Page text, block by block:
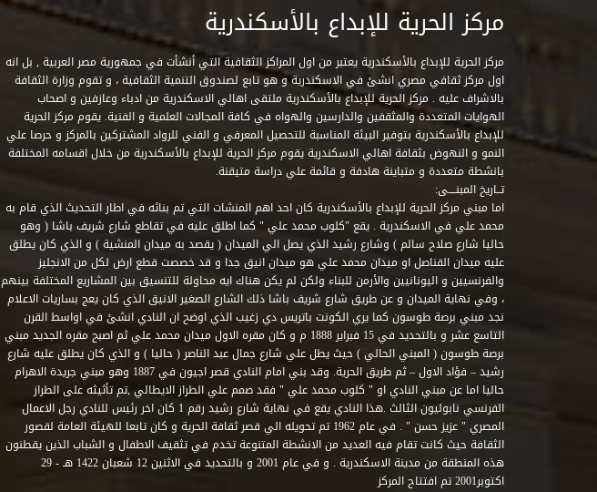
مركز الحرية للإبداع بالأسكندرية
مركز الحرية للإبداع بالأسكندرية يعتبر من اول المراكز الثقافية التي أنشأت في جمهورية مصر العربية , بل انه
اول مركز ثقافي مصري انشئ في الاسكندرية و هو تابع لصندوق التنمية الثقافية ، و تقوم وزارة الثقافة
بالاشراف عليه . مركز الحرية للإبداع بالأسكندرية ملتقى اهالي الاسكندرية من ادباء وعازفين و اصحاب
الهوايات المتعددة والمثقفين والدارسين والهواه في كافة المجالات العلمية و الفنية. يقوم مركز الحرية
للإبداع بالأسكندرية بتوفير البيئة المناسبة للتحصيل المعرفي و الفني للرواد المشتركين بالمركز و حرصا علي
النمو و النهوض بثقافة اهالي الاسكندرية يقوم مركز الحرية للإبداع بالأسكندرية من خلال اقسامه المختلفة
بانشطة متعددة و متباينة هادفة و قائمة علي دراسة متيقنة.
تــاريخ المبنــــى:
اما مبني مركز الحرية للإبداع بالأسكندرية كان احد اهم المنشات التي تم بنائه في اطار التحديث الذي قام به
محمد علي في الاسكندرية . يقع "كلوب محمد علي " كما اطلق عليه في تقاطع شارع شريف باشا ( وهو
حاليا شارع صلاح سالم ) وشارع رشيد الذي يصل الي الميدان ( يقصد به ميدان المنشية ) و الذي كان يطلق
عليه ميدان القناصل او ميدان محمد علي هو ميدان انيق جدا و قد خصصت قطع ارض لكل من الانجليز
والفرنسيين و اليونانيين والأرمن للبناء ولكن لم يكن هناك ايه محاولة للتنسيق بين المشاريع المختلفة بينهم
، وفي نهاية الميدان و عن طريق شارع شريف باشا ذلك الشارع الصغير الانيق الذي كان يعج بساريات الاعلام
نجد مبني برصة طوسون كما يري الكونت باتريس دي زغيب الذي اوضح ان النادي انشئ في اواسط القرن
التاسع عشر و بالتحديد في 15 فبراير 1888 م و كان مقره الاول ميدان محمد علي ثم اصبح مقره الجديد مبني
برصة طوسون ( المبني الحالي ) حيث يطل علي شارع جمال عبد الناصر ( حاليا ) و الذي كان يطلق عليه شارع
رشيد – فؤاد الاول – ثم طريق الحرية. وقد بني امام النادي قصر اجيون في 1887 وهو مبني جريدة الاهرام
حاليا اما عن مبني النادي او " كلوب محمد علي " فقد صمم علي الطراز الايطالي ,تم تأثيثه على الطراز
الفرنسي نابوليون الثالث .هذا النادي يقع في نهاية شارع رشيد رقم 1 كان اخر رئيس للنادي رجل الاعمال
المصري " عزيز حسن " . في عام 1962 تم تحويله الي قصر ثقافة الحرية و كان تابعا للهيئة العامة لقصور
الثقافة حيث كانت تقام فيه العديد من الانشطة المتنوعة تخدم في تثقيف الاطفال و الشباب الذين يقطنون
هذه المنطقة من مدينة الاسكندرية . و في عام 2001 و بالتحديد في الاثنين 12 شعبان 1422 هـ - 29
اكتوبر2001 تم افتتاح المركز